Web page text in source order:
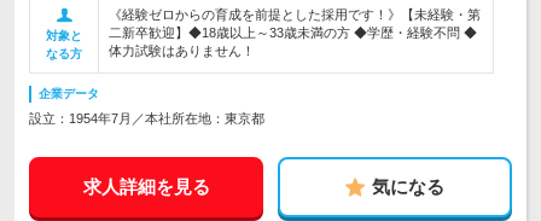
対象と
なる方
《経験ゼロからの育成を前提とした採用です！》【未経験・第
二新卒歓迎】◆18歳以上～33歳未満の方 ◆学歴・経験不問 ◆
体力試験はありません！
企業データ
設立：1954年7月／本社所在地：東京都
求人詳細を見る 気になる